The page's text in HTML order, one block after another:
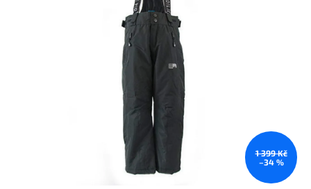
1 399 Kč
–34 %